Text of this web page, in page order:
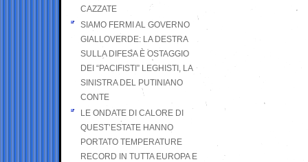
CAZZATE
SIAMO FERMI AL GOVERNO
GIALLOVERDE: LA DESTRA
SULLA DIFESA È OSTAGGIO
DEI “PACIFISTI” LEGHISTI, LA
SINISTRA DEL PUTINIANO
CONTE
LE ONDATE DI CALORE DI
QUEST’ESTATE HANNO
PORTATO TEMPERATURE
RECORD IN TUTTA EUROPA E